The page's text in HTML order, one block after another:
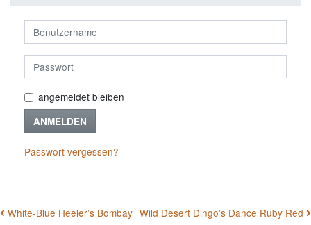
angemeldet bleiben
ANMELDEN
Passwort vergessen?
BEITRAGSNAVIGATION
White-Blue Heeler’s Bombay Wild Desert Dingo’s Dance Ruby Red